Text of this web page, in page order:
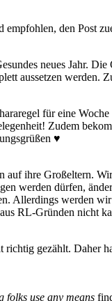
den Post
neues Jahr.
aussetzen werden.
für eine
Zudem
♥
ihre Großeltern.
werden dürfen,
Allerdings werden
RL-Gründen nicht
gezählt. Daher
folks use any means